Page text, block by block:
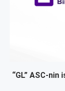
“GL” ASC-